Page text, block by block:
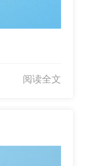
阅读全文